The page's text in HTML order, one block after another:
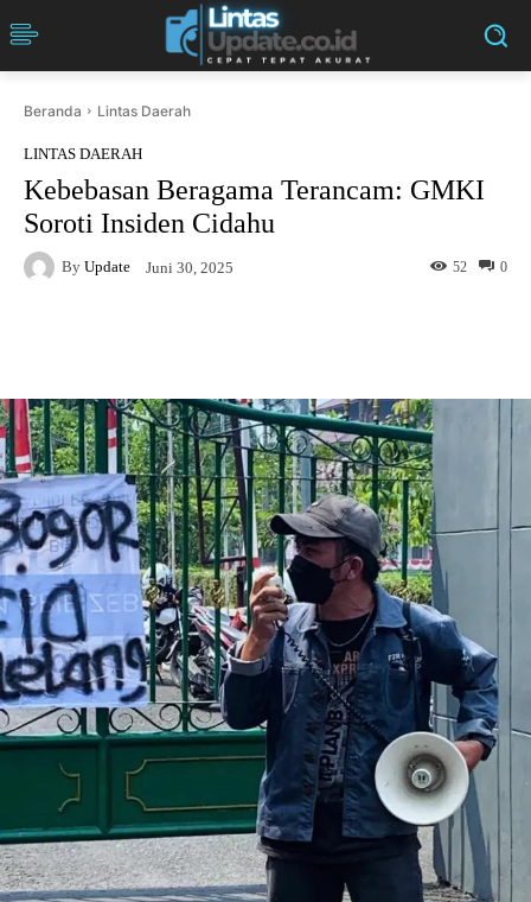
Beranda Lintas Daerah
LINTAS DAERAH
Kebebasan Beragama Terancam: GMKI
Soroti Insiden Cidahu
By Update Juni 30, 2025 0
52